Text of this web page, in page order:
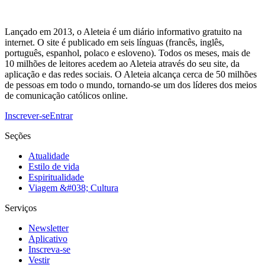
Lançado em 2013, o Aleteia é um diário informativo gratuito na
internet. O site é publicado em seis línguas (francês, inglês,
português, espanhol, polaco e esloveno). Todos os meses, mais de
10 milhões de leitores acedem ao Aleteia através do seu site, da
aplicação e das redes sociais. O Aleteia alcança cerca de 50 milhões
de pessoas em todo o mundo, tornando-se um dos líderes dos meios
de comunicação católicos online.
Inscrever-seEntrar
Seções
Atualidade
Estilo de vida
Espiritualidade
Viagem &#038; Cultura
Serviços
Newsletter
Aplicativo
Inscreva-se
Vestir